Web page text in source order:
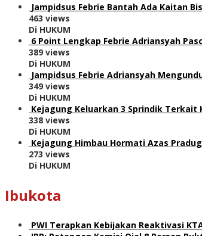
Jampidsus Febrie Bantah Ada Kaitan
463 views
Di HUKUM
6 Point Lengkap Febrie Adriansyah
389 views
Di HUKUM
Jampidsus Febrie Adriansyah
349 views
Di HUKUM
Kejagung Keluarkan 3 Sprindik Terkait
338 views
Di HUKUM
Kejagung Himbau Hormati Azas
273 views
Di HUKUM
Ibukota
PWI Terapkan Kebijakan Reaktivasi